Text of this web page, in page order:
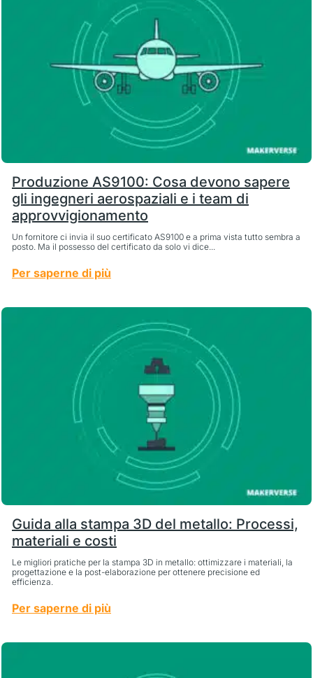
Produzione AS9100: Cosa devono sapere
gli ingegneri aerospaziali e i team di
approvvigionamento
Un fornitore ci invia il suo certificato AS9100 e a prima vista tutto sembra a
posto. Ma il possesso del certificato da solo vi dice...
Per saperne di più
Guida alla stampa 3D del metallo: Processi,
materiali e costi
Le migliori pratiche per la stampa 3D in metallo: ottimizzare i materiali, la
progettazione e la post-elaborazione per ottenere precisione ed
efficienza.
Per saperne di più